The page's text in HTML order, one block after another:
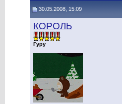
30.05.2008, 15:09
КОРОЛЬ
Гуру